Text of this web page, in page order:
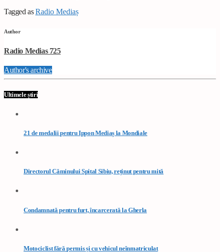
Tagged asRadio Mediaș
Author
Radio Medias 725
Author's archive
Ultimele știri
21 de medalii pentru Ippon Mediaș la Mondiale
Directorul Căminului Spital Sibiu, reținut pentru mită
Condamnată pentru furt, încarcerată la Gherla
Motociclist fără permis și cu vehicul neînmatriculat